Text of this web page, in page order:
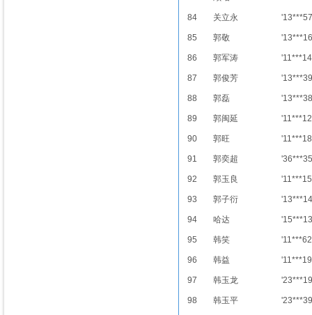
84 关立永 '13***57
85 郭敬 '13***16
86 郭军涛 '11***14
87 郭俊芳 '13***39
88 郭磊 '13***38
89 郭闽延 '11***12
90 郭旺 '11***18
91 郭奕超 '36***35
92 郭玉良 '11***15
93 郭子衍 '13***14
94 哈达 '15***13
95 韩笑 '11***62
96 韩益 '11***19
97 韩玉龙 '23***19
98 韩玉平 '23***39